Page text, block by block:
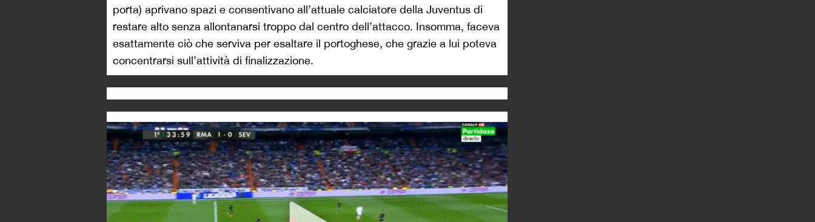
porta) aprivano spazi e consentivano all’attuale calciatore della Juventus di
restare alto senza allontanarsi troppo dal centro dell’attacco. Insomma, faceva
esattamente ciò che serviva per esaltare il portoghese, che grazie a lui poteva
concentrarsi sull’attività di finalizzazione.